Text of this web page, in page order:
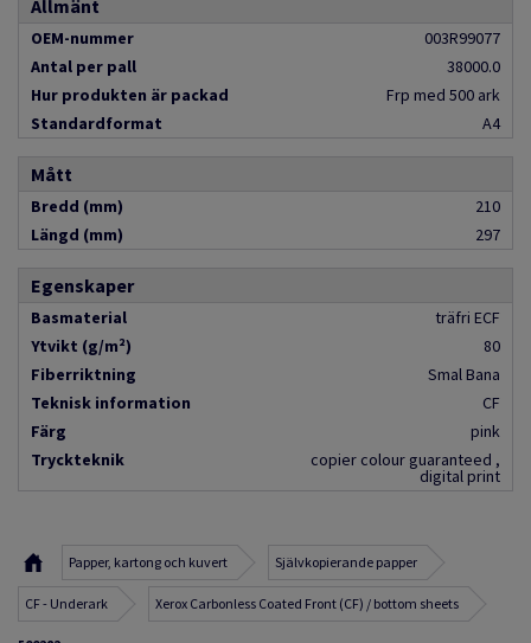
Allmänt
OEM-nummer
003R99077
Antal per pall
38000.0
Hur produkten är packad
Frp med 500 ark
Standardformat
A4
Mått
Bredd (mm)
210
Längd (mm)
297
Egenskaper
Basmaterial
träfri ECF
Ytvikt (g/m²)
80
Fiberriktning
Smal Bana
Teknisk information
CF
Färg
pink
Tryckteknik
copier colour guaranteed ,
digital print
Papper, kartong och kuvert Självkopierande papper
CF - Underark Xerox Carbonless Coated Front (CF) / bottom sheets